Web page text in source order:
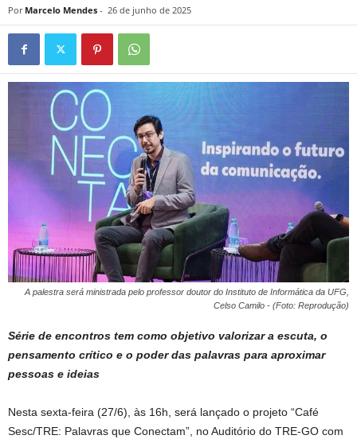
Por Marcelo Mendes - 26 de junho de 2025
A palestra será ministrada pelo professor doutor do Instituto de Informática da UFG,
Celso Camilo - (Foto: Reprodução)
Série de encontros tem como objetivo valorizar a escuta, o
pensamento crítico e o poder das palavras para aproximar
pessoas e ideias
Nesta sexta-feira (27/6), às 16h, será lançado o projeto “Café
Sesc/TRE: Palavras que Conectam”, no Auditório do TRE-GO com